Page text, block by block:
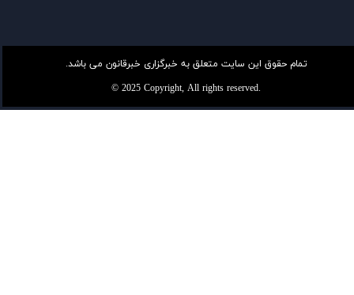
تمام حقوق این سایت متعلق به خبرگزاری خبرقانون می باشد.
© 2025 Copyright, All rights reserved.